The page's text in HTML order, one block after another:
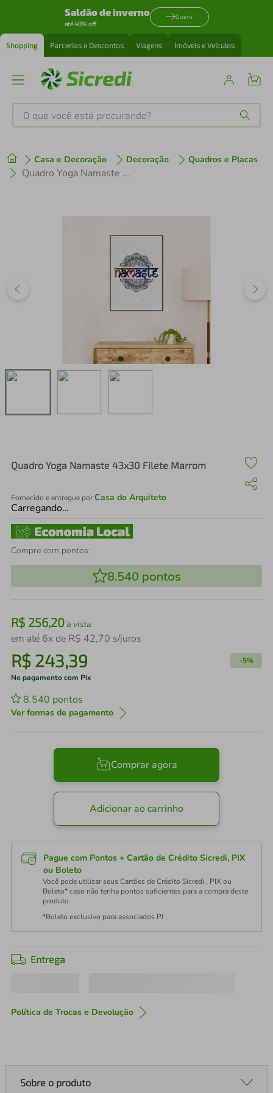
Saldão de inverno
até 40% off
Quero
Shopping Parcerias e Descontos Viagens Imóveis e Veículos
O que você está procurando?
Casa e Decoração Decoração Quadros e Placas
Quadro Yoga Namaste 43x30 Filete Marrom
Quadro Yoga Namaste 43x30 Filete Marrom
Fornecido e entregue porCasa do Arquiteto
Carregando…
Compre com pontos:
8.540 pontos
R$ 256,20à vista
em até 6x de R$ 42,70 s/juros
R$ 243,39 -5%
No pagamento com Pix
8.540 pontos
Ver formas de pagamento
Comprar agora
Adicionar ao carrinho
Pague com Pontos + Cartão de Crédito Sicredi, PIX
ou Boleto
Você pode utilizar seus Cartões de Crédito Sicredi , PIX ou
Boleto* caso não tenha pontos suficientes para a compra deste
produto.
*Boleto exclusivo para associados PJ
Entrega
Política de Trocas e Devolução
Sobre o produto
1º tenis